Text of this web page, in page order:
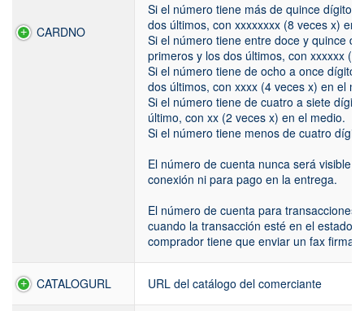
CARDNO
Si el número tiene más de quince
dos últimos, con xxxxxxxx (8 veces x) en
Si el número tiene entre doce y quince
primeros y los dos últimos, con xxxxxx (6
Si el número tiene de ocho a once
dos últimos, con xxxx (4 veces x) en el
Si el número tiene de cuatro a siete
último, con xx (2 veces x) en el medio.
Si el número tiene menos de cuatro
El número de cuenta nunca será visible
conexión ni para pago en la entrega.
El número de cuenta para
cuando la transacción esté en el estado
comprador tiene que enviar un fax
CATALOGURL URL del catálogo del comerciante